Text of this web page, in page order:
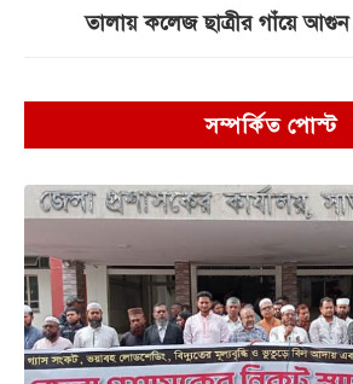
তালায় কলেজ ছাত্রীর গাঁয়ে
সম্পর্কিত পোস্ট